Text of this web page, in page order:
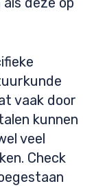
vaak door
kunnen
veel
Check